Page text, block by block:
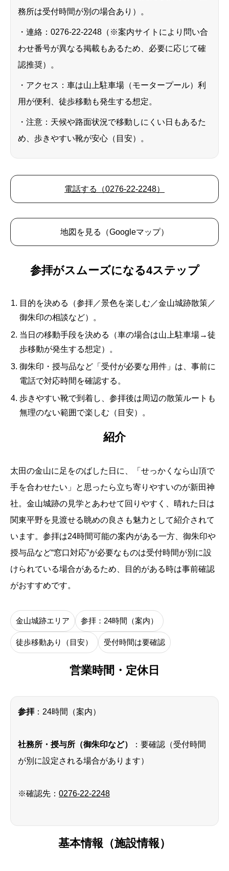
務所は受付時間が別の場合あり）。
・連絡：0276-22-2248（※案内サイトにより問い合
わせ番号が異なる掲載もあるため、必要に応じて確
認推奨）。
・アクセス：車は山上駐車場（モータープール）利
用が便利、徒歩移動も発生する想定。
・注意：天候や路面状況で移動しにくい日もあるた
め、歩きやすい靴が安心（目安）。
電話する（0276-22-2248）
地図を見る（Googleマップ）
参拝がスムーズになる4ステップ
目的を決める（参拝／景色を楽しむ／金山城跡散策／
御朱印の相談など）。
当日の移動手段を決める（車の場合は山上駐車場→徒
歩移動が発生する想定）。
御朱印・授与品など「受付が必要な用件」は、事前に
電話で対応時間を確認する。
歩きやすい靴で到着し、参拝後は周辺の散策ルートも
無理のない範囲で楽しむ（目安）。
紹介
太田の金山に足をのばした日に、「せっかくなら山頂で
手を合わせたい」と思ったら立ち寄りやすいのが新田神
社。金山城跡の見学とあわせて回りやすく、晴れた日は
関東平野を見渡せる眺めの良さも魅力として紹介されて
います。参拝は24時間可能の案内がある一方、御朱印や
授与品など“窓口対応”が必要なものは受付時間が別に設
けられている場合があるため、目的がある時は事前確認
がおすすめです。
金山城跡エリア 参拝：24時間（案内）
徒歩移動あり（目安） 受付時間は要確認
営業時間・定休日
参拝：24時間（案内）
社務所・授与所（御朱印など）
：要確認（受付時間
が別に設定される場合があります）
※確認先： 0276-22-2248
基本情報（施設情報）